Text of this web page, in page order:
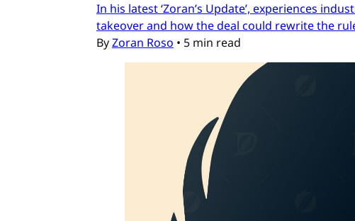
In his latest ‘Zoran’s Update’, experiences
takeover and how the deal could rewrite the
ByZoran Roso • 5 min read